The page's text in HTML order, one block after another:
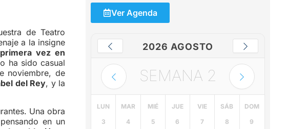
de Teatro
a la insigne
vez en
ha sido casual
noviembre, de
del Rey, y la
Una obra
en un
Ver Agenda
2026 AGOSTO
SEMANA 2
LUN
3
MAR
4
MIÉ
5
JUE
6
VIE
7
SÁB
8
DOM
9